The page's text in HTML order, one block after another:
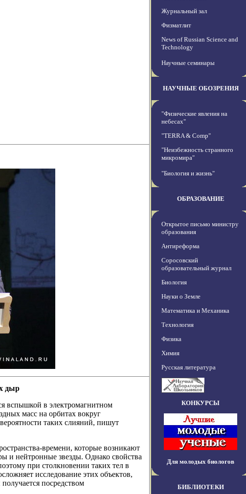
дыр
вспышкой в электромагнитном
масс на орбитах вокруг
таких слияний, пишут
времени, которые возникают
и нейтронные звезды. Однако свойства
при столкновении таких тел в
исследование этих объектов,
посредством
Журнальный зал
Физматлит
News of Russian Science and
Technology
Научные семинары
НАУЧНЫЕ ОБОЗРЕНИЯ
"Физические явления на
небесах"
"TERRA & Comp"
"Неизбежность странного
микромира"
"Биология и жизнь"
ОБРАЗОВАНИЕ
Открытое письмо министру
образования
Антиреформа
Соросовский
образовательный журнал
Биология
Науки о Земле
Математика и Механика
Технология
Физика
Химия
Русская литература
КОНКУРСЫ
Для молодых биологов
БИБЛИОТЕКИ